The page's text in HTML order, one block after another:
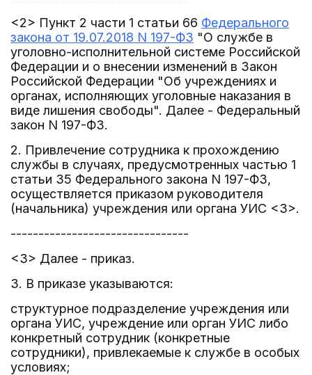
<2> Пункт 2 части 1 статьи 66 Федерального
закона от 19.07.2018 N 197-ФЗ "О службе в
уголовно-исполнительной системе Российской
Федерации и о внесении изменений в Закон
Российской Федерации "Об учреждениях и
органах, исполняющих уголовные наказания в
виде лишения свободы". Далее - Федеральный
закон N 197-ФЗ.
2. Привлечение сотрудника к прохождению
службы в случаях, предусмотренных частью 1
статьи 35 Федерального закона N 197-ФЗ,
осуществляется приказом руководителя
(начальника) учреждения или органа УИС <3>.
--------------------------------
<3> Далее - приказ.
3. В приказе указываются:
структурное подразделение учреждения или
органа УИС, учреждение или орган УИС либо
конкретный сотрудник (конкретные
сотрудники), привлекаемые к службе в особых
условиях;